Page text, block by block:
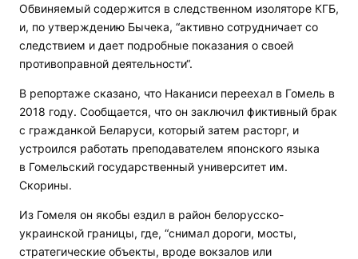
Обвиняемый содержится в следственном изоляторе КГБ,
и, по утверждению Бычека, “активно сотрудничает со
следствием и дает подробные показания о своей
противоправной деятельности“.
В репортаже сказано, что Наканиси переехал в Гомель в
2018 году. Сообщается, что он заключил фиктивный брак
с гражданкой Беларуси, который затем расторг, и
устроился работать преподавателем японского языка
в Гомельский государственный университет им.
Скорины.
Из Гомеля он якобы ездил в район белорусско-
украинской границы, где, “снимал дороги, мосты,
стратегические объекты, вроде вокзалов или